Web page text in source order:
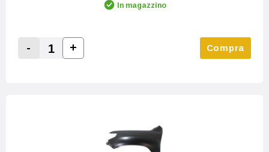
In magazzino
Decrease Quantity:
-
Increase Quantity:
+ Compra